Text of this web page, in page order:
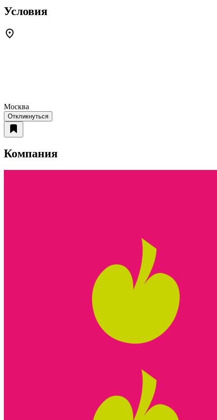
Условия
Москва
Откликнуться
Компания